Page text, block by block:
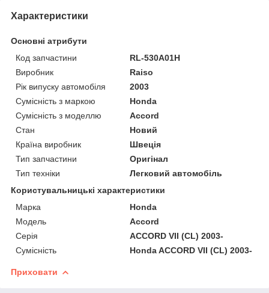
Характеристики
Основні атрибути
Код запчастини
RL-530A01H
Виробник
Raiso
Рік випуску автомобіля
2003
Сумісність з маркою
Honda
Сумісність з моделлю
Accord
Стан
Новий
Країна виробник
Швеція
Тип запчастини
Оригінал
Тип техніки
Легковий автомобіль
Користувальницькі характеристики
Марка
Honda
Мoдель
Accord
Серія
ACCORD VII (CL) 2003-
Сумісність
Honda ACCORD VII (CL) 2003-
Приховати